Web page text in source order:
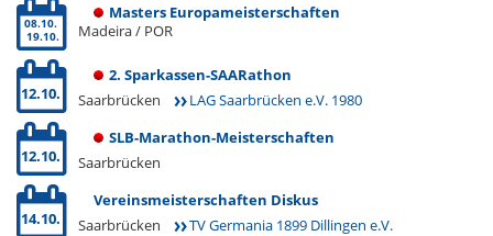
Masters Europameisterschaften
08.10.
19.10.
Madeira / POR
2. Sparkassen-SAARathon
12.10.
Saarbrücken
LAG Saarbrücken e.V. 1980
SLB-Marathon-Meisterschaften
12.10.
Saarbrücken
Vereinsmeisterschaften Diskus
14.10.
Saarbrücken
TV Germania 1899 Dillingen e.V.